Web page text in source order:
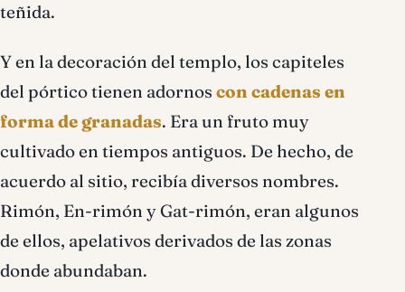
teñida.
Y en la decoración del templo, los capiteles
del pórtico tienen adornos con cadenas en
forma de granadas. Era un fruto muy
cultivado en tiempos antiguos. De hecho, de
acuerdo al sitio, recibía diversos nombres.
Rimón, En-rimón y Gat-rimón, eran algunos
de ellos, apelativos derivados de las zonas
donde abundaban.